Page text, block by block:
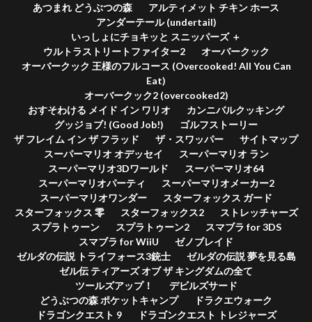
あつまれ どうぶつの森
アルティメット チキン ホース
アンダーテール (undertail)
いっしょにチョキッと スニッパーズ ＋
ウルトラストリートファイター2
オーバークック
オーバークック 王様のフルコース (Overcooked! All You Can
Eat)
オーバークック2 (overcooked2)
おすそわける メイド イン ワリオ
カンニバルクッキング
グッジョブ! (Good Job!)
ゴルフストーリー
ザ フレイム イン ザ フラッド
ザ・スワッパー
サイトマップ
スーパーマリオ オデッセイ
スーパーマリオ ラン
スーパーマリオ3Dワールド
スーパーマリオ64
スーパーマリオパーティ
スーパーマリオメーカー2
スーパーマリオワンダー
スターフォックス ガード
スターフォックス 零
スターフォックス2
ストレッチャーズ
スプラトゥーン
スプラトゥーン2
スマブラ for 3DS
スマブラ for WiiU
ゼノブレイド
ゼルダの伝説 トライフォース3銃士
ゼルダの伝説 夢を見る島
ゼル伝 ティアーズ オブ ザ キングダムの全て
ツールズアップ！
デビルズサード
どうぶつの森 ポケットキャンプ
ドラクエウォーク
ドラゴンクエスト 9
ドラゴンクエスト トレジャーズ